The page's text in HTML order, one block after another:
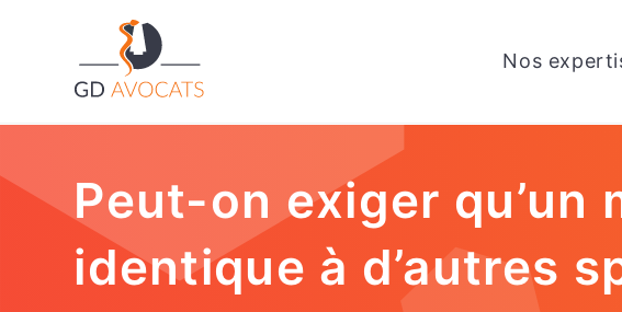
Nos
Peut-on exiger
identique à d’autres